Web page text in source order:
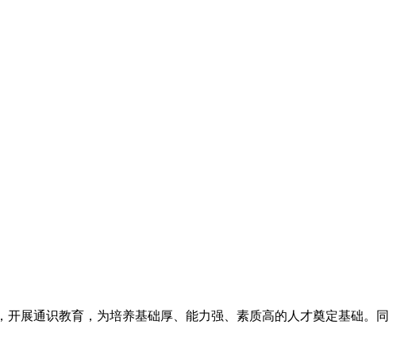
展通识教育，为培养基础厚、能力强、素质高的人才奠定基础。同